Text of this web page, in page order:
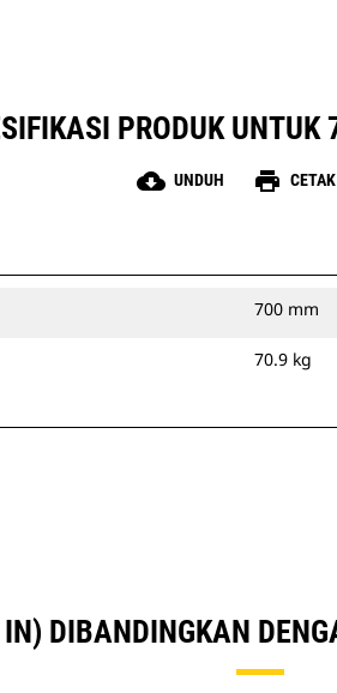
PRODUK
cloud_download UNDUH print CETAK
700 mm
70.9 kg
DIBANDINGKAN